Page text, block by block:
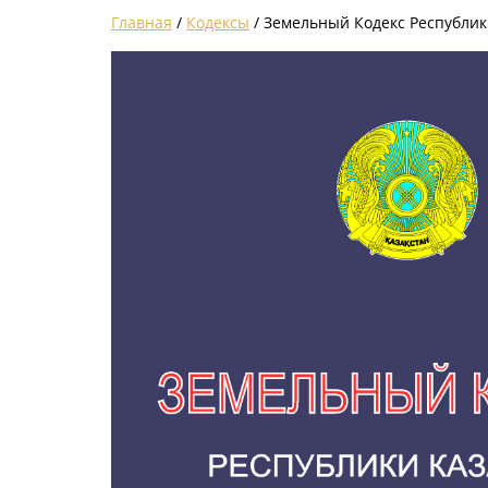
Главная / Кодексы / Земельный Кодекс